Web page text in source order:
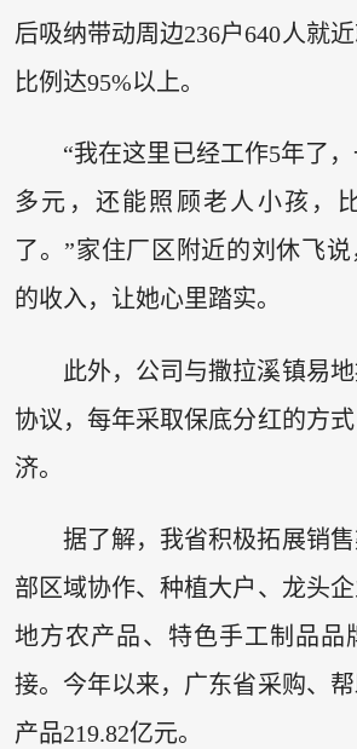
后吸纳带动周边236户640人就
比例达95%以上。
“我在这里已经工作5年了
多元，还能照顾老人小孩，
了。”家住厂区附近的刘休飞
的收入，让她心里踏实。
此外，公司与撒拉溪镇易
协议，每年采取保底分红的方
济。
据了解，我省积极拓展销
部区域协作、种植大户、龙头
地方农产品、特色手工制品品
接。今年以来，广东省采购、
产品219.82亿元。